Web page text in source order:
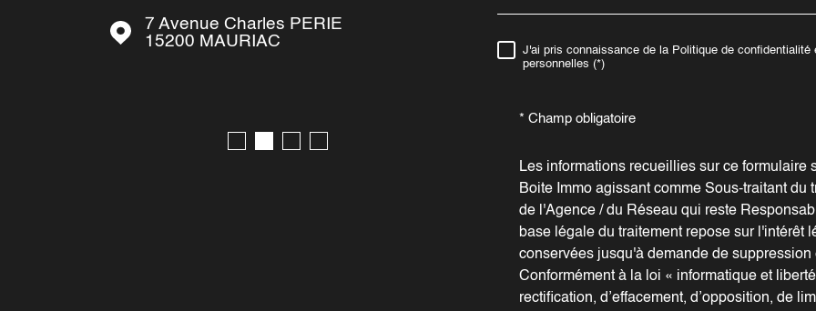
7 Avenue Charles PERIE
15200
MAURIAC
8 rue du Onze Novembre
15400
RIOM ES MONTAGNES
RÈGLEMENTATION
J'ai pris connaissance de la Politique de
personnelles (*)
* Champ obligatoire
Les informations recueillies sur ce formulaire
Boite Immo agissant comme Sous-traitant
de l'Agence / du Réseau qui reste
base légale du traitement repose sur l'intérêt
conservées jusqu'à demande de
Conformément à la loi « informatique et
rectification, d’effacement, d’opposition, de